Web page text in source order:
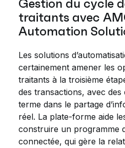
Gestion du cycle
traitants avec
Automation
Les solutions
certainement amener les
traitants à la troisième
des transactions, avec
terme dans le partage
réel. La plate-forme aide
construire un programme
connectée, qui gère la